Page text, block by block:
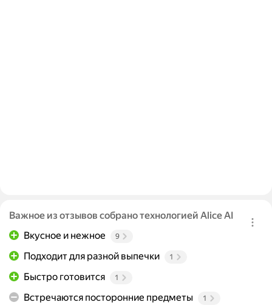
Важное из отзывов собрано технологией Alice AI
Вкусное и нежное
9
Подходит для разной выпечки 1
Быстро готовится 1
Встречаются посторонние предметы 1